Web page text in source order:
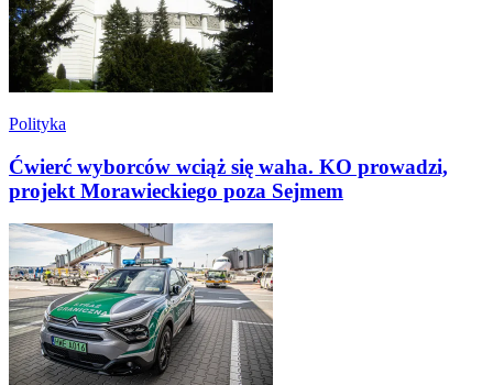
Polityka
Ćwierć wyborców wciąż się waha. KO prowadzi,
projekt Morawieckiego poza Sejmem